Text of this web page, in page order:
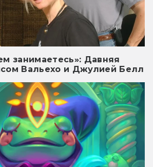
занимаетесь»: Давняя
Вальехо и Джулией Белл